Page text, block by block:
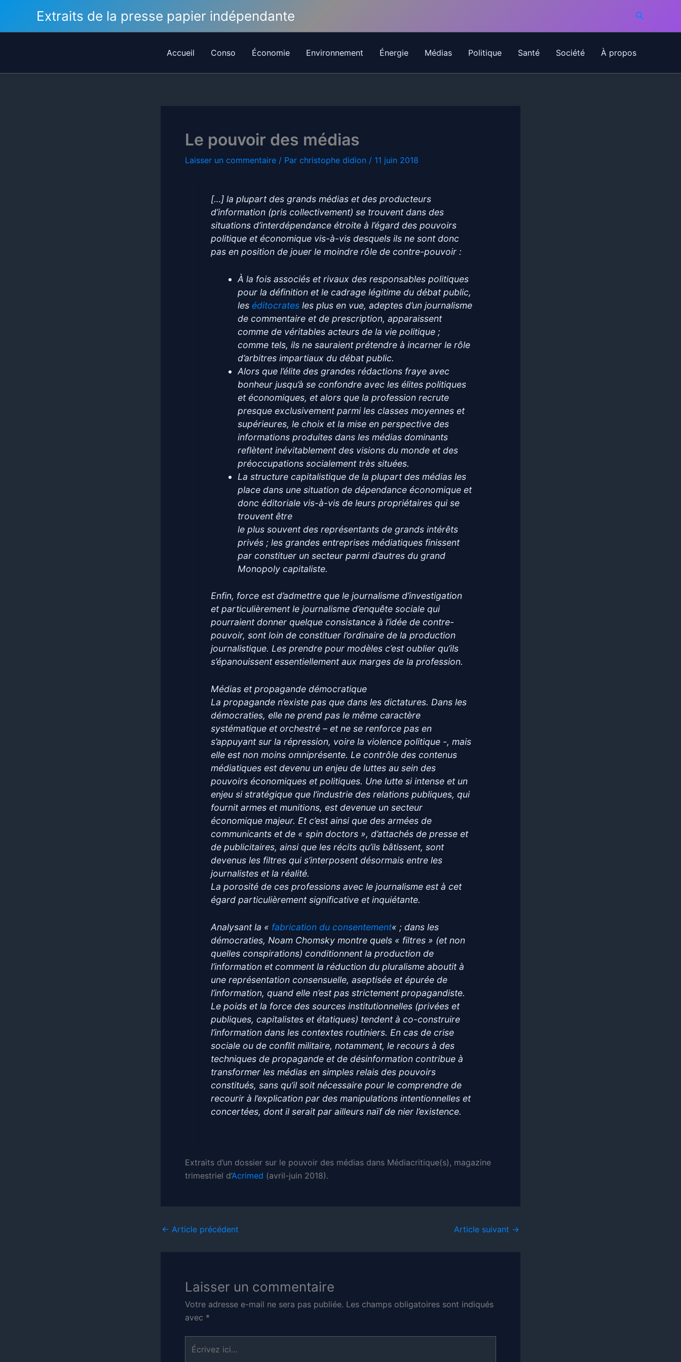
contenu
Extraits de la presse papier indépendante
Accueil Conso Économie Environnement Énergie Médias Politique Santé Société À propos
Le pouvoir des médias
Laisser un commentaire / Par christophe didion / 11 juin 2018
[…] la plupart des grands médias et des producteurs
d’information (pris collectivement) se trouvent dans des
situations d’interdépendance étroite à l’égard des pouvoirs
politique et économique vis-à-vis desquels ils ne sont donc
pas en position de jouer le moindre rôle de contre-pouvoir :
À la fois associés et rivaux des responsables politiques
pour la définition et le cadrage légitime du débat public,
leséditocrates les plus en vue, adeptes d’un journalisme
de commentaire et de prescription, apparaissent
comme de véritables acteurs de la vie politique ;
comme tels, ils ne sauraient prétendre à incarner le rôle
d’arbitres impartiaux du débat public.
Alors que l’élite des grandes rédactions fraye avec
bonheur jusqu’à se confondre avec les élites politiques
et économiques, et alors que la profession recrute
presque exclusivement parmi les classes moyennes et
supérieures, le choix et la mise en perspective des
informations produites dans les médias dominants
reflètent inévitablement des visions du monde et des
préoccupations socialement très situées.
La structure capitalistique de la plupart des médias les
place dans une situation de dépendance économique et
donc éditoriale vis-à-vis de leurs propriétaires qui se
trouvent être
le plus souvent des représentants de grands intérêts
privés ; les grandes entreprises médiatiques finissent
par constituer un secteur parmi d’autres du grand
Monopoly capitaliste.
Enfin, force est d’admettre que le journalisme d’investigation
et particulièrement le journalisme d’enquête sociale qui
pourraient donner quelque consistance à l’idée de contre-
pouvoir, sont loin de constituer l’ordinaire de la production
journalistique. Les prendre pour modèles c’est oublier qu’ils
s’épanouissent essentiellement aux marges de la profession.
Médias et propagande démocratique
La propagande n’existe pas que dans les dictatures. Dans les
démocraties, elle ne prend pas le même caractère
systématique et orchestré – et ne se renforce pas en
s’appuyant sur la répression, voire la violence politique -, mais
elle est non moins omniprésente. Le contrôle des contenus
médiatiques est devenu un enjeu de luttes au sein des
pouvoirs économiques et politiques. Une lutte si intense et un
enjeu si stratégique que l’industrie des relations publiques, qui
fournit armes et munitions, est devenue un secteur
économique majeur. Et c’est ainsi que des armées de
communicants et de « spin doctors », d’attachés de presse et
de publicitaires, ainsi que les récits qu’ils bâtissent, sont
devenus les filtres qui s’interposent désormais entre les
journalistes et la réalité.
La porosité de ces professions avec le journalisme est à cet
égard particulièrement significative et inquiétante.
Analysant la « fabrication du consentement« ; dans les
démocraties, Noam Chomsky montre quels « filtres » (et non
quelles conspirations) conditionnent la production de
l’information et comment la réduction du pluralisme aboutit à
une représentation consensuelle, aseptisée et épurée de
l’information, quand elle n’est pas strictement propagandiste.
Le poids et la force des sources institutionnelles (privées et
publiques, capitalistes et étatiques) tendent à co-construire
l’information dans les contextes routiniers. En cas de crise
sociale ou de conflit militaire, notamment, le recours à des
techniques de propagande et de désinformation contribue à
transformer les médias en simples relais des pouvoirs
constitués, sans qu’il soit nécessaire pour le comprendre de
recourir à l’explication par des manipulations intentionnelles et
concertées, dont il serait par ailleurs naïf de nier l’existence.
Extraits d’un dossier sur le pouvoir des médias dans Médiacritique(s), magazine
trimestriel d’Acrimed (avril-juin 2018).
← Article précédent Article suivant →
Laisser un commentaire
Votre adresse e-mail ne sera pas publiée. Les champs obligatoires sont indiqués
avec *
Écrivez
ici…